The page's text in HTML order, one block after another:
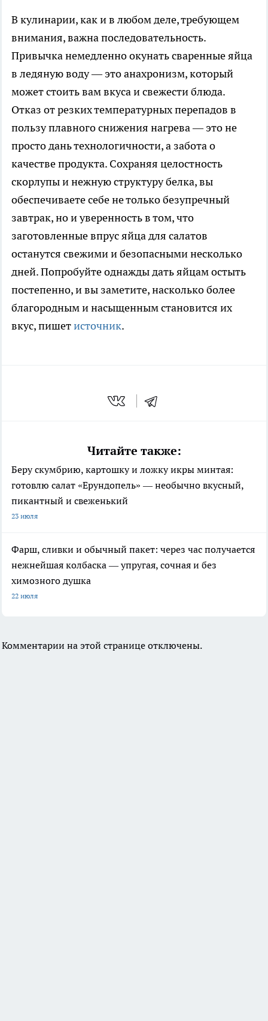
В кулинарии, как и в любом деле, требующем
внимания, важна последовательность.
Привычка немедленно окунать сваренные яйца
в ледяную воду — это анахронизм, который
может стоить вам вкуса и свежести блюда.
Отказ от резких температурных перепадов в
пользу плавного снижения нагрева — это не
просто дань технологичности, а забота о
качестве продукта. Сохраняя целостность
скорлупы и нежную структуру белка, вы
обеспечиваете себе не только безупречный
завтрак, но и уверенность в том, что
заготовленные впрус яйца для салатов
останутся свежими и безопасными несколько
дней. Попробуйте однажды дать яйцам остыть
постепенно, и вы заметите, насколько более
благородным и насыщенным становится их
вкус, пишетисточник.
Читайте также:
Беру скумбрию, картошку и ложку икры минтая:
готовлю салат «Ерундопель» — необычно вкусный,
пикантный и свеженький
23 июля
Фарш, сливки и обычный пакет: через час получается
нежнейшая колбаска — упругая, сочная и без
химозного душка
22 июля
Комментарии на этой странице отключены.